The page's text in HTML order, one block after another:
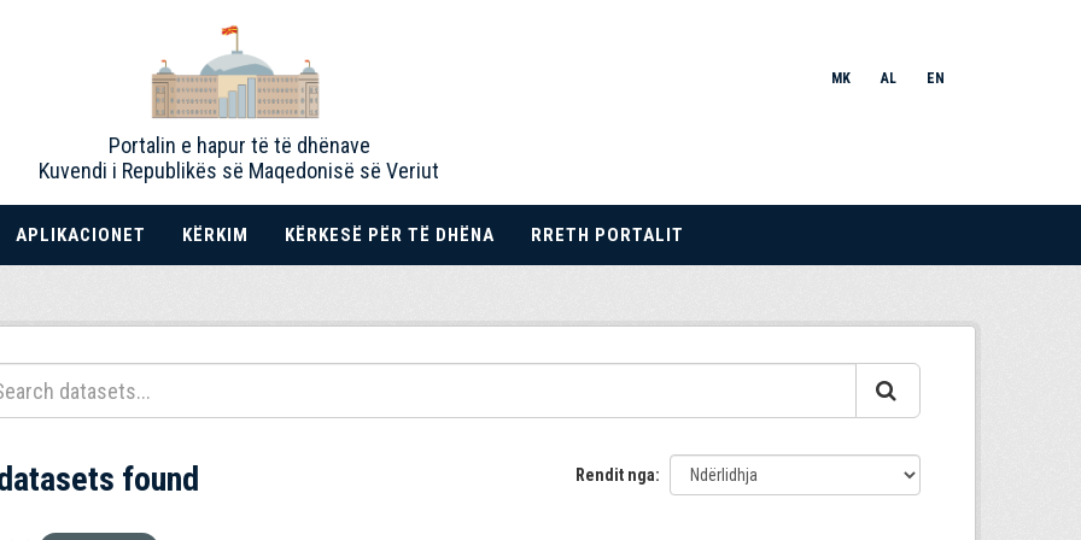
Portalin e hapur të të dhënave
Kuvendi i Republikës së Maqedonisë së Veriut
MK AL EN
APLIKACIONET KËRKIM KËRKESË PËR TË DHËNA RRETH PORTALIT
Rendit nga
found